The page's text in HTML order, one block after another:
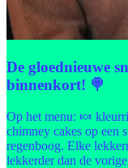
De gloednieuwe
binnenkort! 🍭
Op het menu: 🍬
chimney cakes op een
regenboog. Elke
lekkerder dan de